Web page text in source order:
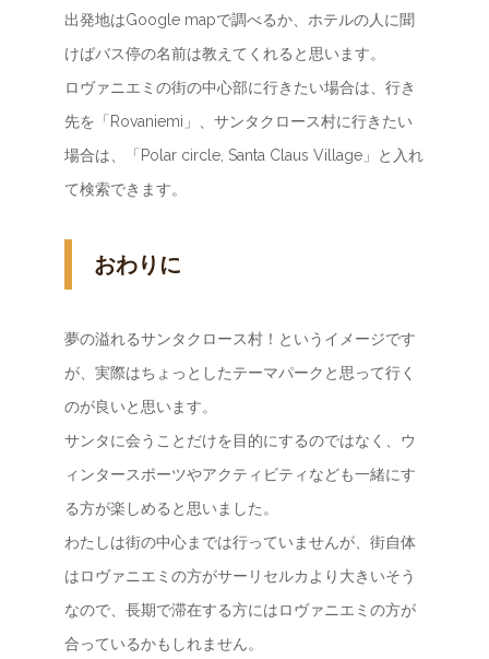
出発地はGoogle mapで調べるか、ホテルの人に聞
けばバス停の名前は教えてくれると思います。
ロヴァニエミの街の中心部に行きたい場合は、行き
先を「Rovaniemi」、サンタクロース村に行きたい
場合は、「Polar circle, Santa Claus Village」と入れ
て検索できます。
おわりに
夢の溢れるサンタクロース村！というイメージです
が、実際はちょっとしたテーマパークと思って行く
のが良いと思います。
サンタに会うことだけを目的にするのではなく、ウ
ィンタースポーツやアクティビティなども一緒にす
る方が楽しめると思いました。
わたしは街の中心までは行っていませんが、街自体
はロヴァニエミの方がサーリセルカより大きいそう
なので、長期で滞在する方にはロヴァニエミの方が
合っているかもしれません。